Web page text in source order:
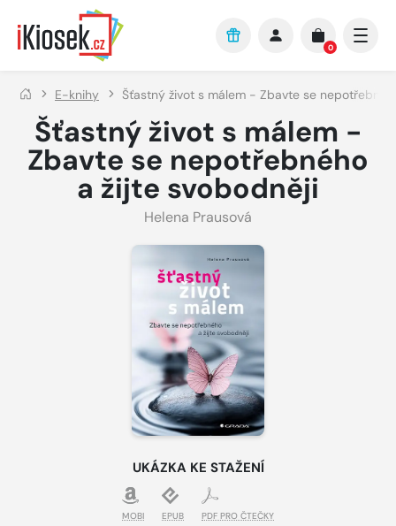
Přejít na hlavní obsah
0
E-knihy Šťastný život s málem - Zbavte se
Šťastný život s málem -
Zbavte se nepotřebného
a žijte svobodněji
Helena Prausová
UKÁZKA KE STAŽENÍ
MOBI EPUB PDF PRO ČTEČKY